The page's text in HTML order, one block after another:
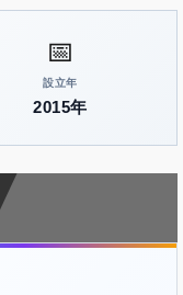
📅
設立年
2015年